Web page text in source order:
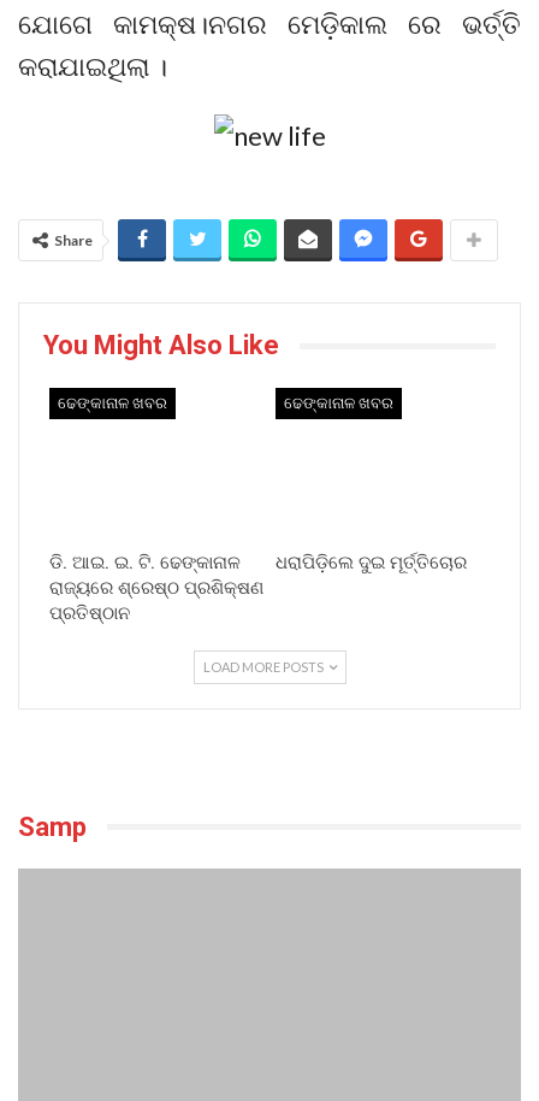
ଯୋଗେ କାମକ୍ଷ।ନଗର ମେଡ଼ିକାଲ ରେ ଭର୍ତ୍ତି
କରାଯାଇଥିଲା ।
Share
You Might Also Like
ଢେଙ୍କାନାଳ ଖବର
ଡି. ଆଇ. ଇ. ଟି. ଢେଙ୍କାନାଳ
ରାଜ୍ୟରେ ଶ୍ରେଷ୍ଠ ପ୍ରଶିକ୍ଷଣ
ପ୍ରତିଷ୍ଠାନ
ଢେଙ୍କାନାଳ ଖବର
ଧରାପିଡ଼ିଲେ ଦୁଇ ମୂର୍ତ୍ତିଚୋର
LOAD MORE POSTS
Samp